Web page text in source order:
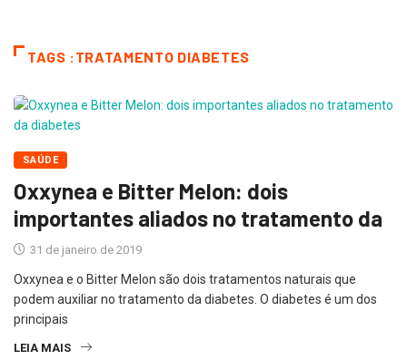
TAGS :TRATAMENTO DIABETES
SAÚDE
Oxxynea e Bitter Melon: dois
importantes aliados no tratamento da
31 de janeiro de 2019
Oxxynea e o Bitter Melon são dois tratamentos naturais que
podem auxiliar no tratamento da diabetes. O diabetes é um dos
principais
LEIA MAIS